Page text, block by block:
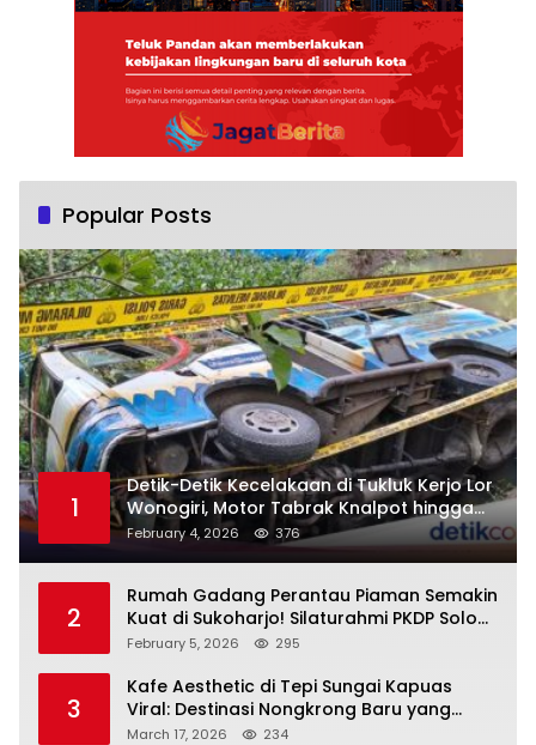
Popular Posts
1
Detik-Detik Kecelakaan di Tukluk Kerjo Lor
Wonogiri, Motor Tabrak Knalpot hingga
Truk Tak Sempat Menghindar, Satu
Pengendara Tak Sadarkan Diri
February 4, 2026 376
2
Rumah Gadang Perantau Piaman Semakin
Kuat di Sukoharjo! Silaturahmi PKDP Solo
Raya, SK Korda 2026–2031 Resmi
February 5, 2026 295
3
Kafe Aesthetic di Tepi Sungai Kapuas
Viral: Destinasi Nongkrong Baru yang
Menarik Perhatian Warga Pontianak
March 17, 2026 234